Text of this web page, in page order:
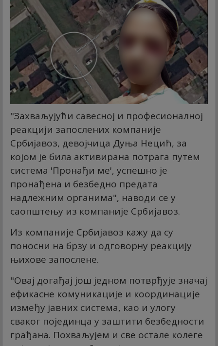
"Захваљујући савесној и професионалној
реакцији запослених компаније
Србијавоз, девојчица Дуња Нецић, за
којом је била активирана потрага путем
система 'Пронађи ме', успешно је
пронађена и безбедно предата
надлежним органима", наводи се у
саопштењу из компаније Србијавоз.
Из компаније Србијавоз кажу да су
поносни на брзу и одговорну реакцију
њихове запослене.
"Овај догађај још једном потврђује значај
ефикасне комуникације и координације
између јавних система, као и улогу
сваког појединца у заштити безбедности
грађана. Похваљујем и све остале колеге